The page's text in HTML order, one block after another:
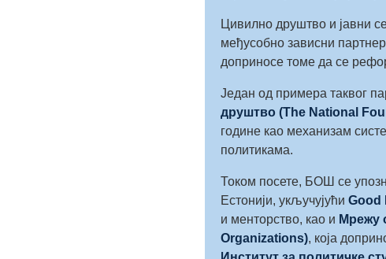
Цивилно друштво и јавни
међусобно зависни
доприносе томе да се
Један од примера таквог
друштво (The National
године као механизам
политикама.
Током посете, БОШ се
Естонији, укључујући Good
и менторство, као и Мрежу
Organizations), која